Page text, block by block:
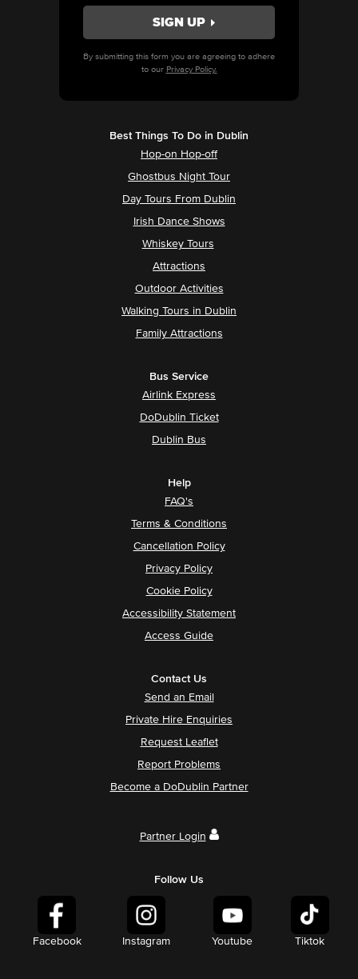
By submitting this form you are agreeing to adhere
to our Privacy Policy.
Best Things To Do in Dublin
Hop-on Hop-off
Ghostbus Night Tour
Day Tours From Dublin
Irish Dance Shows
Whiskey Tours
Attractions
Outdoor Activities
Walking Tours in Dublin
Family Attractions
Bus Service
Airlink Express
DoDublin Ticket
Dublin Bus
Help
FAQ's
Terms & Conditions
Cancellation Policy
Privacy Policy
Cookie Policy
Accessibility Statement
Access Guide
Contact Us
Send an Email
Private Hire Enquiries
Request Leaflet
Report Problems
Become a DoDublin Partner
Partner Login
Follow Us
Facebook Instagram Youtube Tiktok